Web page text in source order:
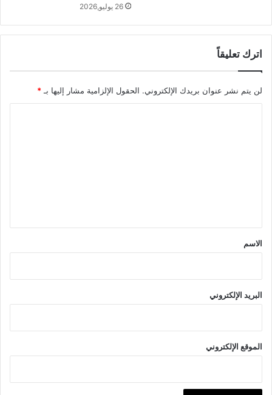
26 يوليو,2026
اترك تعليقاً
لن يتم نشر عنوان بريدك الإلكتروني. الحقول الإلزامية مشار إليها بـ *
*
الاسم
البريد الإلكتروني
الموقع الإلكتروني